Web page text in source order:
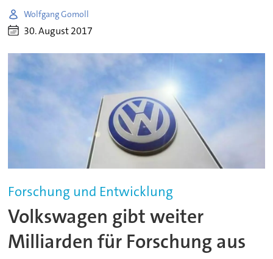
Wolfgang Gomoll
30. August 2017
Forschung und Entwicklung
Volkswagen gibt weiter
Milliarden für Forschung aus